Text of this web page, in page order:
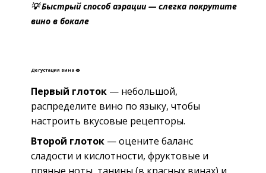
💡 Быстрый способ аэрации — слегка покрутите
вино в бокале
Дегустация вина 👄
Первый глоток— небольшой,
распределите вино по языку, чтобы
настроить вкусовые рецепторы.
Второй глоток— оцените баланс
сладости и кислотности, фруктовые и